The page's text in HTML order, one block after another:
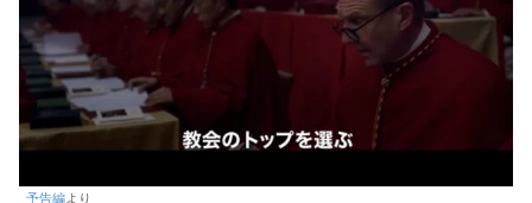
予告編より